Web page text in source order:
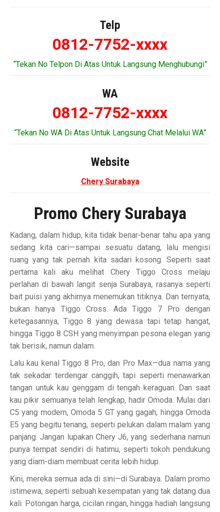
Telp
0812-7752-xxxx
“Tekan No Telpon Di Atas Untuk Langsung Menghubungi”
WA
0812-7752-xxxx
“Tekan No WA Di Atas Untuk Langsung Chat Melalui WA”
Website
Chery Surabaya
Promo Chery Surabaya
Kadang, dalam hidup, kita tidak benar-benar tahu apa yang
sedang kita cari—sampai sesuatu datang, lalu mengisi
ruang yang tak pernah kita sadari kosong. Seperti saat
pertama kali aku melihat Chery Tiggo Cross melaju
perlahan di bawah langit senja Surabaya, rasanya seperti
bait puisi yang akhirnya menemukan titiknya. Dan ternyata,
bukan hanya Tiggo Cross. Ada Tiggo 7 Pro dengan
ketegasannya, Tiggo 8 yang dewasa tapi tetap hangat,
hingga Tiggo 8 CSH yang menyimpan pesona elegan yang
tak berisik, namun dalam.
Lalu kau kenal Tiggo 8 Pro, dan Pro Max—dua nama yang
tak sekadar terdengar canggih, tapi seperti menawarkan
tangan untuk kau genggam di tengah keraguan. Dan saat
kau pikir semuanya telah lengkap, hadir Omoda. Mulai dari
C5 yang modern, Omoda 5 GT yang gagah, hingga Omoda
E5 yang begitu tenang, seperti pelukan dalam malam yang
panjang. Jangan lupakan Chery J6, yang sederhana namun
punya tempat sendiri di hatimu, seperti tokoh pendukung
yang diam-diam membuat cerita lebih hidup.
Kini, mereka semua ada di sini—di Surabaya. Dalam promo
istimewa, seperti sebuah kesempatan yang tak datang dua
kali. Potongan harga, cicilan ringan, hingga hadiah langsung